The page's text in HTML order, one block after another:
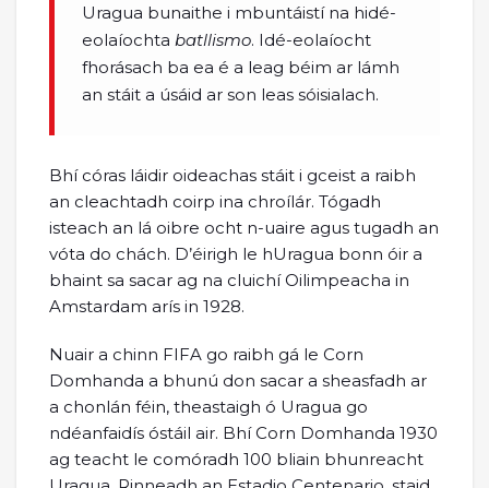
Uragua bunaithe i mbuntáistí na hidé-
eolaíochta batllismo. Idé-eolaíocht
fhorásach ba ea é a leag béim ar lámh
an stáit a úsáid ar son leas sóisialach.
Bhí córas láidir oideachas stáit i gceist a raibh
an cleachtadh coirp ina chroílár. Tógadh
isteach an lá oibre ocht n-uaire agus tugadh an
vóta do chách. D’éirigh le hUragua bonn óir a
bhaint sa sacar ag na cluichí Oilimpeacha in
Amstardam arís in 1928.
Nuair a chinn FIFA go raibh gá le Corn
Domhanda a bhunú don sacar a sheasfadh ar
a chonlán féin, theastaigh ó Uragua go
ndéanfaidís óstáil air. Bhí Corn Domhanda 1930
ag teacht le comóradh 100 bliain bhunreacht